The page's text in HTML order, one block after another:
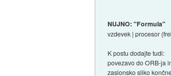
NUJNO: "Formula"
vzdevek | procesor
K postu dodajte tudi:
povezavo do ORB-ja
zaslonsko sliko